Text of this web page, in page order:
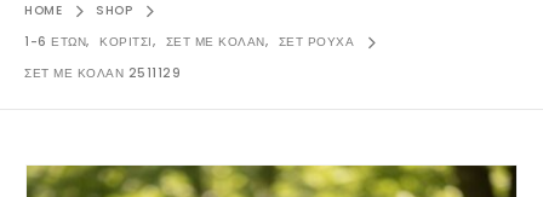
HOME
SHOP
1-6 ΕΤΏΝ, ΚΟΡΊΤΣΙ, ΣΕΤ ΜΕ ΚΟΛΆΝ, ΣΕΤ ΡΟΎΧΑ
ΣΕΤ ΜΕ ΚΟΛΆΝ 2511129